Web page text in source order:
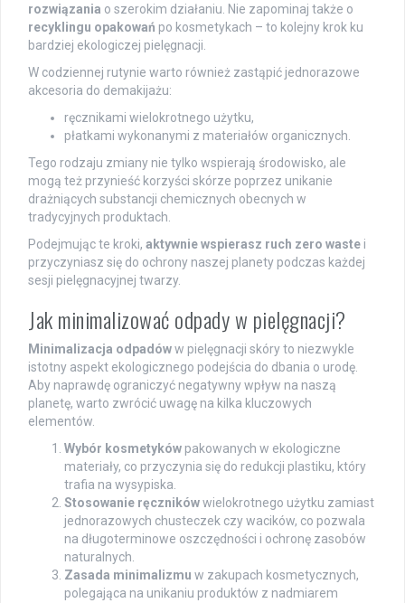
rozwiązania o szerokim działaniu. Nie zapominaj także o
recyklingu opakowań po kosmetykach – to kolejny krok ku
bardziej ekologiczej pielęgnacji.
W codziennej rutynie warto również zastąpić jednorazowe
akcesoria do demakijażu:
ręcznikami wielokrotnego użytku,
płatkami wykonanymi z materiałów organicznych.
Tego rodzaju zmiany nie tylko wspierają środowisko, ale
mogą też przynieść korzyści skórze poprzez unikanie
drażniących substancji chemicznych obecnych w
tradycyjnych produktach.
Podejmując te kroki, aktywnie wspierasz ruch zero waste i
przyczyniasz się do ochrony naszej planety podczas każdej
sesji pielęgnacyjnej twarzy.
Jak minimalizować odpady w pielęgnacji?
Minimalizacja odpadóww pielęgnacji skóry to niezwykle
istotny aspekt ekologicznego podejścia do dbania o urodę.
Aby naprawdę ograniczyć negatywny wpływ na naszą
planetę, warto zwrócić uwagę na kilka kluczowych
elementów.
Wybór kosmetyków pakowanych w ekologiczne
materiały, co przyczynia się do redukcji plastiku, który
trafia na wysypiska.
Stosowanie ręcznikówwielokrotnego użytku zamiast
jednorazowych chusteczek czy wacików, co pozwala
na długoterminowe oszczędności i ochronę zasobów
naturalnych.
Zasada minimalizmu w zakupach kosmetycznych,
polegająca na unikaniu produktów z nadmiarem